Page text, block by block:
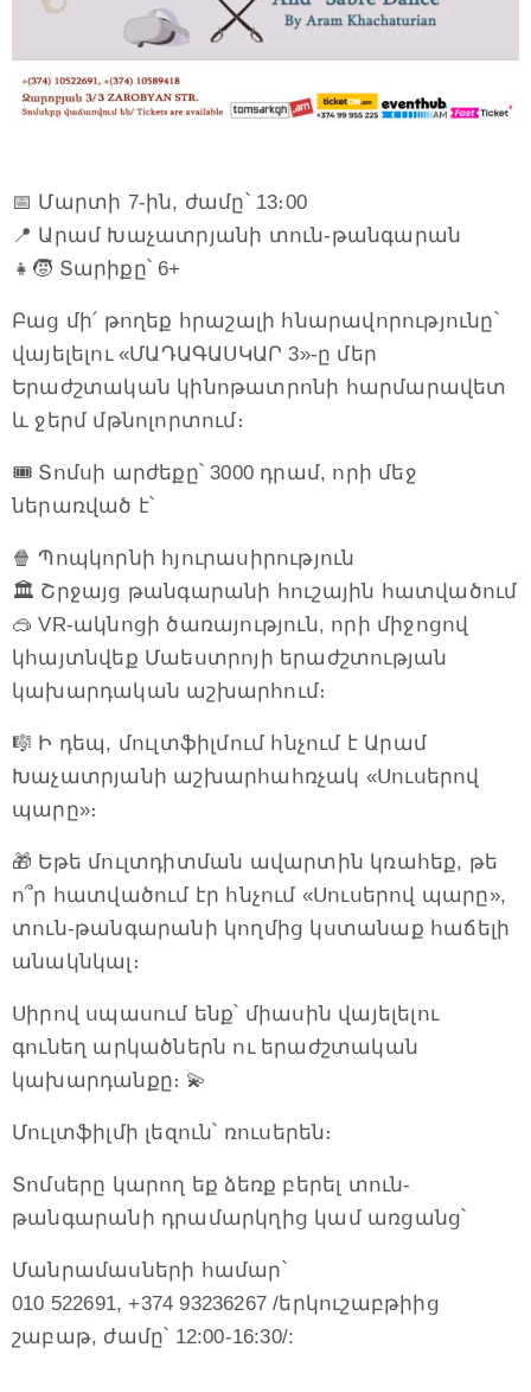
📅 Մարտի 7-ին, ժամը՝ 13։00
📍 Արամ Խաչատրյանի տուն-թանգարան
👧🧒 Տարիքը՝ 6+
Բաց մի՛ թողեք հրաշալի հնարավորությունը՝
վայելելու «ՄԱԴԱԳԱՍԿԱՐ 3»-ը մեր
Երաժշտական կինոթատրոնի հարմարավետ
և ջերմ մթնոլորտում։
🎟 Տոմսի արժեքը՝ 3000 դրամ, որի մեջ
ներառված է՝
🍿 Պոպկորնի հյուրասիրություն
🏛 Շրջայց թանգարանի հուշային հատվածում
🥽 VR-ակնոցի ծառայություն, որի միջոցով
կհայտնվեք Մաեստրոյի երաժշտության
կախարդական աշխարհում։
🎼 Ի դեպ, մուլտֆիլմում հնչում է Արամ
Խաչատրյանի աշխարհահռչակ «Սուսերով
պարը»։
🎁 Եթե մուլտդիտման ավարտին կռահեք, թե
ո՞ր հատվածում էր հնչում «Սուսերով պարը»,
տուն-թանգարանի կողմից կստանաք հաճելի
անակնկալ։
Սիրով սպասում ենք՝ միասին վայելելու
գունեղ արկածներն ու երաժշտական
կախարդանքը։ 💫
Մուլտֆիլմի լեզուն՝ ռուսերեն։
Տոմսերը կարող եք ձեռք բերել տուն-
թանգարանի դրամարկղից կամ առցանց՝
Մանրամասների համար՝
010 522691, +374 93236267 /երկուշաբթիից
շաբաթ, ժամը՝ 12:00-16:30/: